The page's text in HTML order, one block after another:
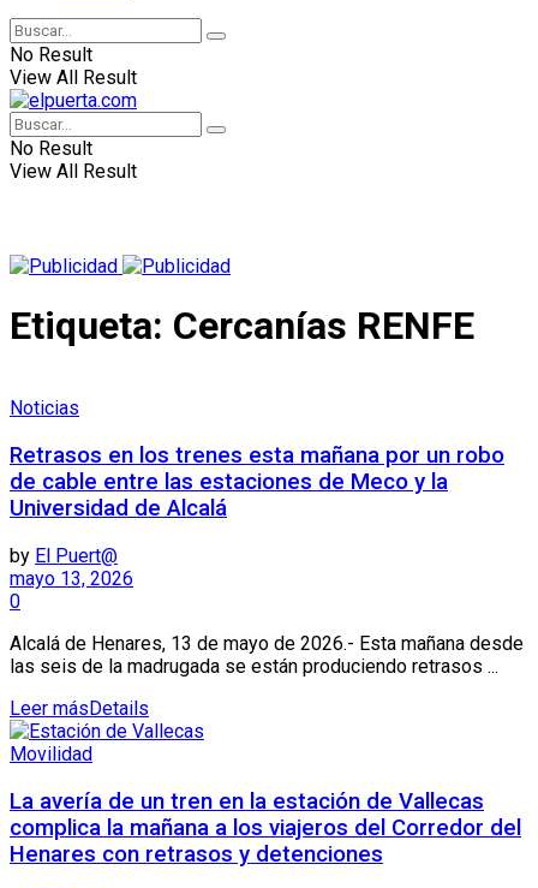
No Result
View All Result
No Result
View All Result
Etiqueta: Cercanías RENFE
Noticias
Retrasos en los trenes esta mañana por un robo
de cable entre las estaciones de Meco y la
Universidad de Alcalá
by El Puert@
mayo 13, 2026
0
Alcalá de Henares, 13 de mayo de 2026.- Esta mañana desde
las seis de la madrugada se están produciendo retrasos ...
Leer másDetails
Movilidad
La avería de un tren en la estación de Vallecas
complica la mañana a los viajeros del Corredor del
Henares con retrasos y detenciones